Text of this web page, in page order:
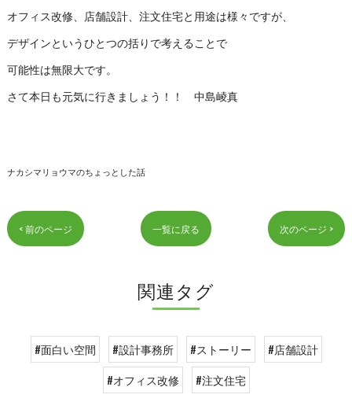
オフィス改修、店舗設計、注文住宅と用途は様々ですが、
デザインというひとつの括りで考えることで
可能性は無限大です。
さて本日も元気に行きましょう！！ 中島崚真
ナカシマリョウマのちょっとした話
< 前のページ 一覧に戻る 次のページ >
関連タグ
#面白い空間 #設計事務所 #ストーリー
#店舗設計
#オフィス改修
#注文住宅